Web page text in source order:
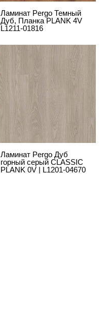
Ламинат Pergo Темный
Дуб, Планка PLANK 4V
L1211-01816
Ламинат Pergo Дуб
горный серый CLASSIC
PLANK 0V | L1201-04670